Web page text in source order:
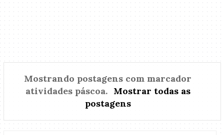
Mostrando postagens com marcador
atividades páscoa. Mostrar todas as
postagens